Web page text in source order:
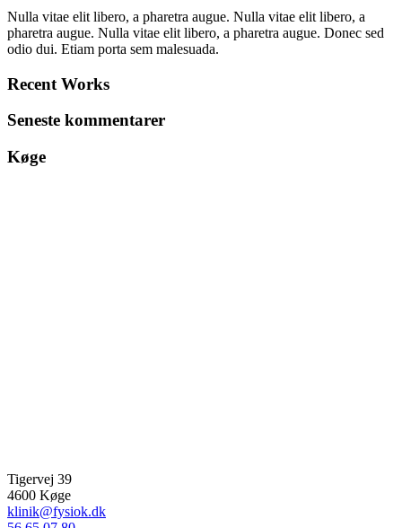
Nulla vitae elit libero, a pharetra augue. Nulla vitae elit libero, a
pharetra augue. Nulla vitae elit libero, a pharetra augue. Donec sed
odio dui. Etiam porta sem malesuada.
Recent Works
Seneste kommentarer
Køge
Tigervej 39
4600 Køge
klinik@fysiok.dk